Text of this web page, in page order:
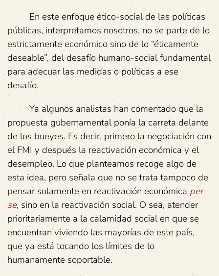
En este enfoque ético-social de las políticas
públicas, interpretamos nosotros, no se parte de lo
estrictamente económico sino de lo “éticamente
deseable”, del desafío humano-social fundamental
para adecuar las medidas o políticas a ese
desafío.
Ya algunos analistas han comentado que la
propuesta gubernamental ponía la carreta delante
de los bueyes. Es decir, primero la negociación con
el FMI y después la reactivación económica y el
desempleo. Lo que planteamos recoge algo de
esta idea, pero señala que no se trata tampoco de
pensar solamente en reactivación económica per
se, sino en la reactivación social. O sea, atender
prioritariamente a la calamidad social en que se
encuentran viviendo las mayorías de este país,
que ya está tocando los límites de lo
humanamente soportable.